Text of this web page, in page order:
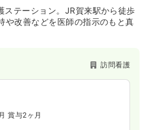
ステーション。JR賀来駅から徒歩
や改善などを医師の指示のもと真
訪問看護
賞与2ヶ月